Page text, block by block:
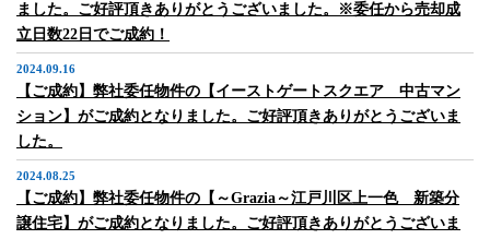
ました。ご好評頂きありがとうございました。※委任から売却成
立日数22日でご成約！
2024.09.16
【ご成約】弊社委任物件の【イーストゲートスクエア 中古マン
ション】がご成約となりました。ご好評頂きありがとうございま
した。
2024.08.25
【ご成約】弊社委任物件の【～Grazia～江戸川区上一色 新築分
譲住宅】がご成約となりました。ご好評頂きありがとうございま